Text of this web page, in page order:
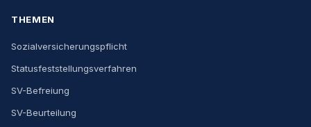
THEMEN
Sozialversicherungspflicht
Statusfeststellungsverfahren
SV-Befreiung
SV-Beurteilung